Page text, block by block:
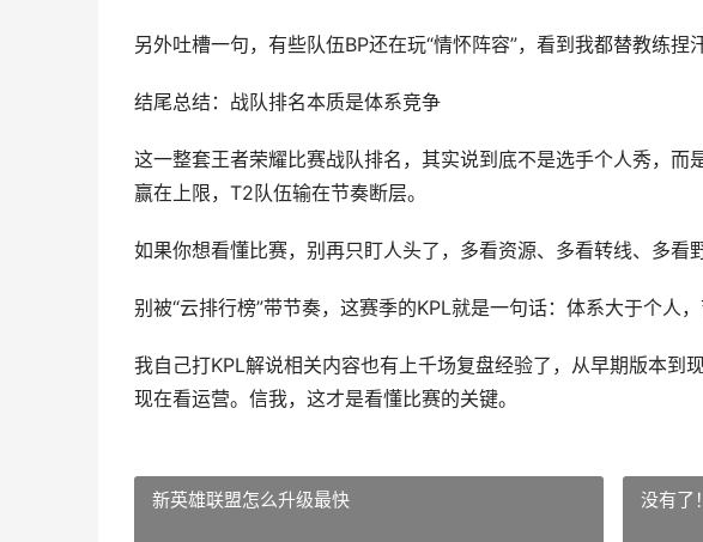
另外吐槽一句，有些队伍BP还在玩“情怀阵容”，看到我都替教练捏
结尾总结：战队排名本质是体系竞争
这一整套王者荣耀比赛战队排名，其实说到底不是选手个人秀，而
赢在上限，T2队伍输在节奏断层。
如果你想看懂比赛，别再只盯人头了，多看资源、多看转线、多看
别被“云排行榜”带节奏，这赛季的KPL就是一句话：体系大于个人，
我自己打KPL解说相关内容也有上千场复盘经验了，从早期版本
现在看运营。信我，这才是看懂比赛的关键。
新英雄联盟怎么升级最快 没有了！